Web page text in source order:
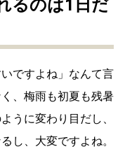
るのは1日だ
ですよね」なんて言
、梅雨も初夏も残暑
うに変わり目だし、
し、大変ですよね。